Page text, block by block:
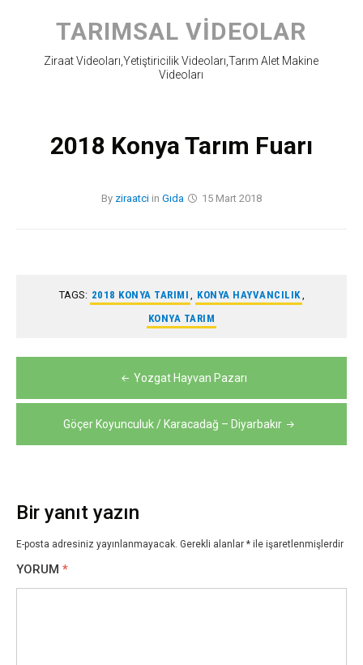
content
TARIMSAL VIDEOLAR
Ziraat Videoları,Yetiştiricilik Videoları,Tarım Alet Makine
Videoları
2018 Konya Tarım Fuarı
By ziraatci in Gıda 15 Mart 2018
TAGS: 2018 KONYA TARIMI , KONYA HAYVANCILIK,
KONYA TARIM
gezinmesi
Yozgat Hayvan Pazarı
Göçer Koyunculuk / Karacadağ – Diyarbakır
Bir yanıt yazın
E-posta adresiniz yayınlanmayacak. Gerekli alanlar * ile işaretlenmişlerdir
YORUM *